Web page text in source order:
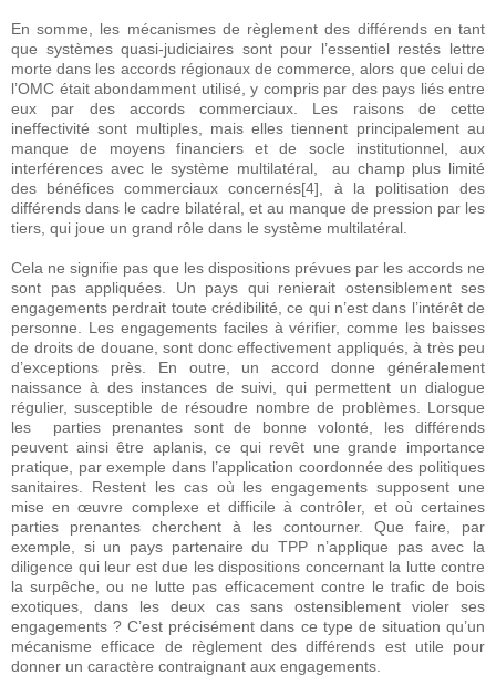
En somme, les mécanismes de règlement des différends en tant
que systèmes quasi-judiciaires sont pour l’essentiel restés lettre
morte dans les accords régionaux de commerce, alors que celui de
l’OMC était abondamment utilisé, y compris par des pays liés entre
eux par des accords commerciaux. Les raisons de cette
ineffectivité sont multiples, mais elles tiennent principalement au
manque de moyens financiers et de socle institutionnel, aux
interférences avec le système multilatéral, au champ plus limité
des bénéfices commerciaux concernés[4], à la politisation des
différends dans le cadre bilatéral, et au manque de pression par les
tiers, qui joue un grand rôle dans le système multilatéral.
Cela ne signifie pas que les dispositions prévues par les accords ne
sont pas appliquées. Un pays qui renierait ostensiblement ses
engagements perdrait toute crédibilité, ce qui n’est dans l’intérêt de
personne. Les engagements faciles à vérifier, comme les baisses
de droits de douane, sont donc effectivement appliqués, à très peu
d’exceptions près. En outre, un accord donne généralement
naissance à des instances de suivi, qui permettent un dialogue
régulier, susceptible de résoudre nombre de problèmes. Lorsque
les parties prenantes sont de bonne volonté, les différends
peuvent ainsi être aplanis, ce qui revêt une grande importance
pratique, par exemple dans l’application coordonnée des politiques
sanitaires. Restent les cas où les engagements supposent une
mise en œuvre complexe et difficile à contrôler, et où certaines
parties prenantes cherchent à les contourner. Que faire, par
exemple, si un pays partenaire du TPP n’applique pas avec la
diligence qui leur est due les dispositions concernant la lutte contre
la surpêche, ou ne lutte pas efficacement contre le trafic de bois
exotiques, dans les deux cas sans ostensiblement violer ses
engagements ? C’est précisément dans ce type de situation qu’un
mécanisme efficace de règlement des différends est utile pour
donner un caractère contraignant aux engagements.